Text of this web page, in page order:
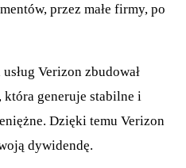
przez małe firmy, po
Verizon zbudował
generuje stabilne i
Dzięki temu Verizon
dywidendę.